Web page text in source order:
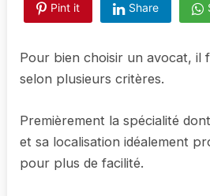
Pint it Share
Pour bien choisir un avocat, il
selon plusieurs critères.
Premièrement la spécialité
et sa localisation idéalement
pour plus de facilité.